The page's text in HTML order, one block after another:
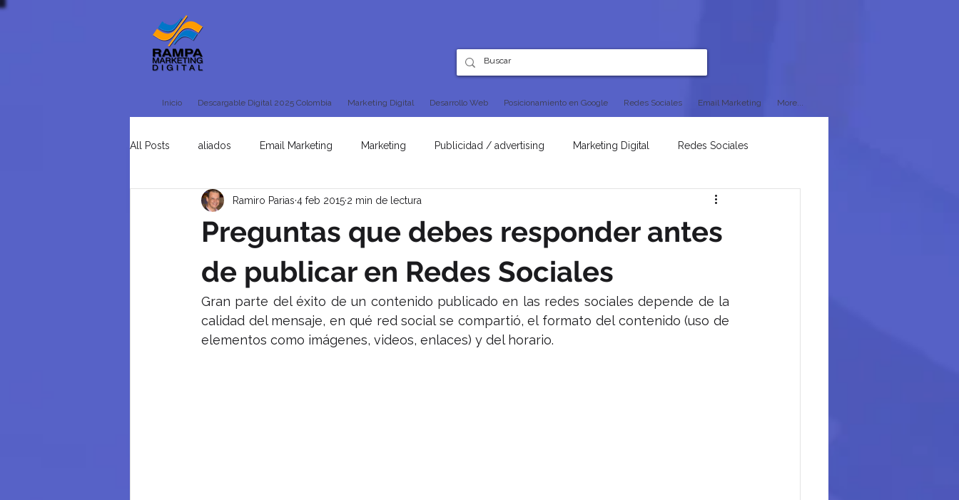
Inicio Descargable Digital 2025 Colombia Marketing Digital Desarrollo Web Posicionamiento en Google Redes Sociales Email Marketing More...
All Posts aliados Email Marketing Marketing Publicidad / advertising Marketing Digital Redes Sociales
Tienda Online Uncategorised SEO
Preguntas que debes responder antes
de publicar en Redes Sociales
Ramiro Parias 4 feb 2015 2 min de lectura
Gran parte del éxito de un contenido publicado en las redes sociales depende de la
calidad del mensaje, en qué red social se compartió, el formato del contenido (uso de
elementos como imágenes, videos, enlaces) y del horario.